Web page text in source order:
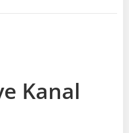
Kanal